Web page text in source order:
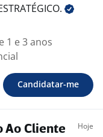
1 e 3 anos
Candidatar-me
Ao Cliente Hoje